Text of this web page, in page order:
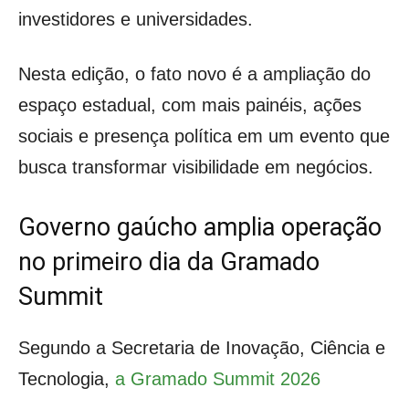
investidores e universidades.
Nesta edição, o fato novo é a ampliação do
espaço estadual, com mais painéis, ações
sociais e presença política em um evento que
busca transformar visibilidade em negócios.
Governo gaúcho amplia operação
no primeiro dia da Gramado
Summit
Segundo a Secretaria de Inovação, Ciência e
Tecnologia, a Gramado Summit 2026